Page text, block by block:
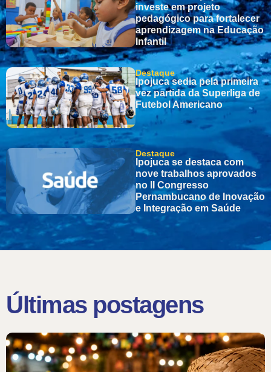
investe em projeto
pedagógico para fortalecer
aprendizagem na Educação
Infantil
Destaque
Ipojuca sedia pela primeira
vez partida da Superliga de
Futebol Americano
Destaque
Ipojuca se destaca com
nove trabalhos aprovados
no II Congresso
Pernambucano de Inovação
e Integração em Saúde
Últimas postagens